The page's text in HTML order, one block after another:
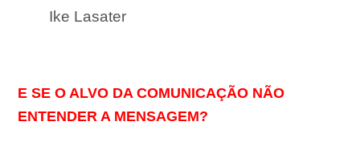
Ike Lasater
E SE O ALVO DA COMUNICAÇÃO NÃO
ENTENDER A MENSAGEM?